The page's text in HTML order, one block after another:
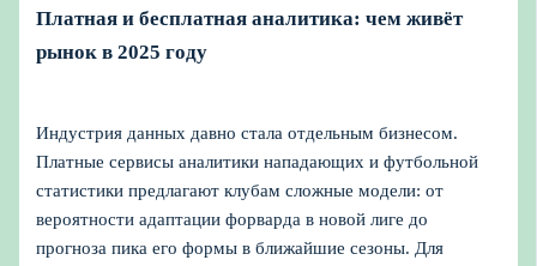
Платная и бесплатная аналитика: чем живёт
рынок в 2025 году
Индустрия данных давно стала отдельным бизнесом.
Платные сервисы аналитики нападающих и футбольной
статистики предлагают клубам сложные модели: от
вероятности адаптации форварда в новой лиге до
прогноза пика его формы в ближайшие сезоны. Для